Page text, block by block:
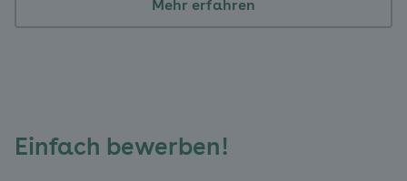
Mehr erfahren
Einfach bewerben!